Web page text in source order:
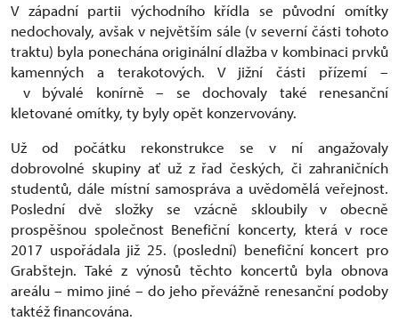
V západní partii východního křídla se původní omítky
nedochovaly, avšak v největším sále (v severní části tohoto
traktu) byla ponechána originální dlažba v kombinaci prvků
kamenných a terakotových. V jižní části přízemí –
v bývalé konírně – se dochovaly také renesanční
kletované omítky, ty byly opět konzervovány.
Už od počátku rekonstrukce se v ní angažovaly
dobrovolné skupiny ať už z řad českých, či zahraničních
studentů, dále místní samospráva a uvědomělá veřejnost.
Poslední dvě složky se vzácně skloubily v obecně
prospěšnou společnost Benefiční koncerty, která v roce
2017 uspořádala již 25. (poslední) benefiční koncert pro
Grabštejn. Také z výnosů těchto koncertů byla obnova
areálu – mimo jiné – do jeho převážně renesanční podoby
taktéž financována.